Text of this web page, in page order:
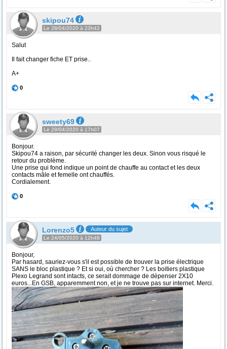
skipou74
Le 28/04/2020 à 23h42
Salut
Il fait changer fiche ET prise..
A+
0
sweety69
Le 29/04/2020 à 17h07
Bonjour.
Skipou74 a raison, par sécurité changer les deux. Sinon vous risqué le
retour du problème.
Une prise qui fond indique un point de chauffe au contact et les deux
contacts mâle et femelle ont chauffés.
Cordialement.
0
Lorenzo5 Auteur du sujet
Le 24/05/2020 à 12h48
Bonjour,
Par hasard, sauriez-vous s'il est possible de trouver la prise électrique
SANS le bloc plastique ? Et si oui, où chercher ? Les boitiers plastique
Plexo Legrand sont intacts, ce serait dommage de dépenser 2X10
euros...En GSB, apparemment non, et je ne trouve pas sur internet. Merci.